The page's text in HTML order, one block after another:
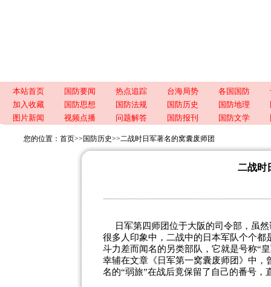
本站首页 国防要闻 热点追踪 台海局势 各国国防
加入收藏
国防思想 国防法规 国防历史 国防地理
图片新闻
视频点播 问题解答 国防报刊 国防文学
您的位置： 首页>> 国防历史>>二战时日军著名的窝囊废师团
二战时
日军第四师团位于大阪的司令部，虽然
很多人印象中，二战中的日本军队个个
斗力差而闻名的另类部队，它就是号称“
幸辅在文章《日军第一窝囊废师团》中
名的“弱旅”在战后竟保留了自己的番号